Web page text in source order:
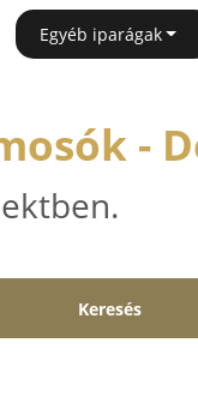
Egyéb iparágak
-
Keresés